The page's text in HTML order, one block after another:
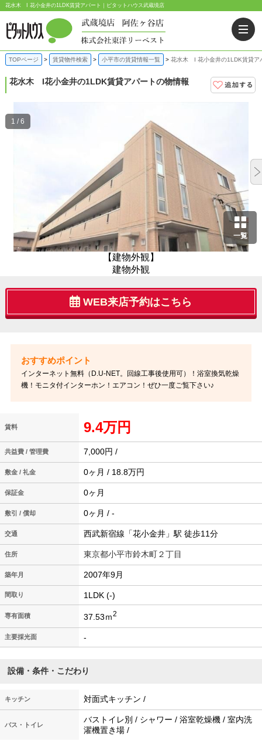
花水木 I 花小金井の1LDK賃貸アパート｜ピタットハウス武蔵境店
TOPページ 賃貸物件検索 小平市の賃貸情報一覧 花水木 I 花小金井の1LDK賃貸ア
花水木 I花小金井の1LDK賃貸アパートの物情報
一覧
【建物外観】
建物外観
1 / 6
WEB来店予約はこちら
インターネット無料（D.U-NET。回線工事後使用可）！浴室換気乾燥
機！モニタ付インターホン！エアコン！ぜひ一度ご覧下さい♪
賃料 9.4万円
共益費 / 管理費 7,000円 /
敷金 / 礼金 0ヶ月 / 18.8万円
保証金 0ヶ月
敷引 / 償却 0ヶ月 / -
交通 西武新宿線「花小金井」駅 徒歩11分
住所 東京都小平市鈴木町２丁目
築年月 2007年9月
間取り 1LDK (-)
専有面積 37.53ｍ2
主要採光面 -
設備・条件・こだわり
キッチン 対面式キッチン /
バス・トイレ
バストイレ別 / シャワー / 浴室乾燥機 / 室内洗
濯機置き場 /